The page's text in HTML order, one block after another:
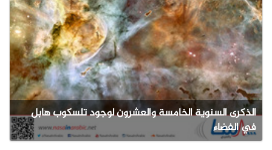
الذكرى السنوية الخامسة والعشرون لوجود تلسكوب هابل
في الفضاء